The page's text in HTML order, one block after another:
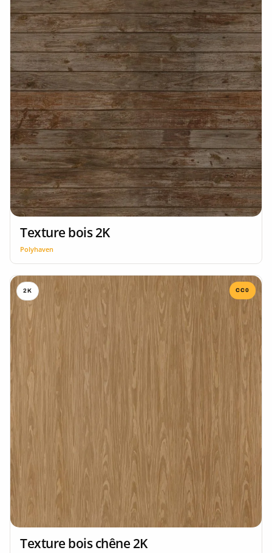
Texture bois 2K
Polyhaven
2K CC0
Texture bois chêne 2K